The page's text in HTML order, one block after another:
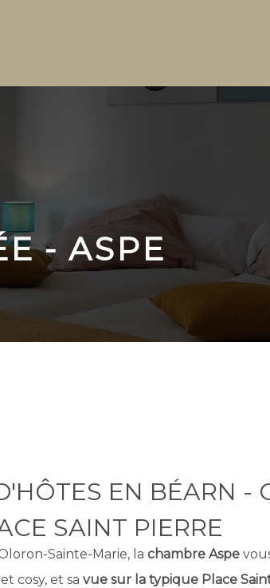
- ASPE
EN BÉARN -
SAINT PIERRE
Sainte-Marie, la chambre Aspe
cosy, et sa vue sur la typique Place